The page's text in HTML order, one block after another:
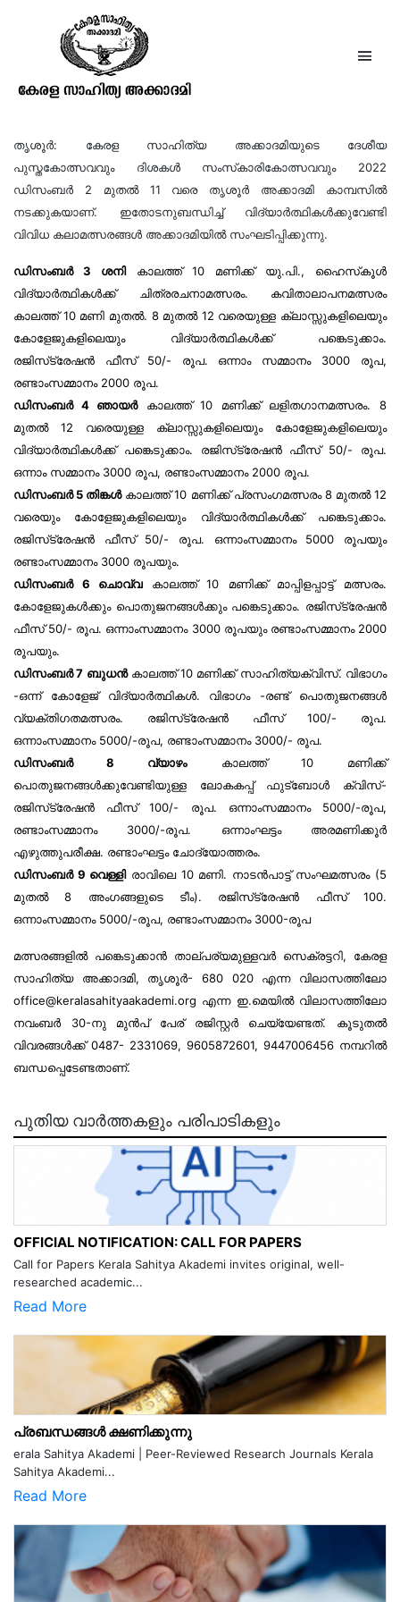
ദേശീയ പുസ്തകോത്സവം 2022:
കലാമത്സരങ്ങൾ
തൃശൂർ: കേരള സാഹിത്യ അക്കാദമിയുടെ ദേശീയ
പുസ്തകോത്സവവും ദിശകൾ സംസ്‌കാരികോത്സവവും 2022
ഡിസംബർ 2 മുതൽ 11 വരെ തൃശൂർ അക്കാദമി കാമ്പസിൽ
നടക്കുകയാണ്. ഇതോടനുബന്ധിച്ച് വിദ്യാർത്ഥികൾക്കുവേണ്ടി
വിവിധ കലാമത്സരങ്ങൾ അക്കാദമിയിൽ സംഘടിപ്പിക്കുന്നു.
ഡിസംബർ 3 ശനികാലത്ത് 10 മണിക്ക് യു.പി., ഹൈസ്‌കൂൾ
വിദ്യാർത്ഥികൾക്ക് ചിത്രരചനാമത്സരം. കവിതാലാപനമത്സരം
കാലത്ത് 10 മണി മുതൽ. 8 മുതൽ 12 വരെയുള്ള ക്ലാസ്സുകളിലെയും
കോളേജുകളിലെയും വിദ്യാർത്ഥികൾക്ക് പങ്കെടുക്കാം.
രജിസ്‌ട്രേഷൻ ഫീസ് 50/- രൂപ. ഒന്നാം സമ്മാനം 3000 രൂപ,
രണ്ടാംസമ്മാനം 2000 രൂപ.
ഡിസംബർ 4 ഞായർകാലത്ത് 10 മണിക്ക് ലളിതഗാനമത്സരം. 8
മുതൽ 12 വരെയുള്ള ക്ലാസ്സുകളിലെയും കോളേജുകളിലെയും
വിദ്യാർത്ഥികൾക്ക് പങ്കെടുക്കാം. രജിസ്‌ട്രേഷൻ ഫീസ് 50/- രൂപ.
ഒന്നാം സമ്മാനം 3000 രൂപ, രണ്ടാംസമ്മാനം 2000 രൂപ.
ഡിസംബർ 5 തിങ്കൾകാലത്ത് 10 മണിക്ക് പ്രസംഗമത്സരം 8 മുതൽ 12
വരെയും കോളേജുകളിലെയും വിദ്യാർത്ഥികൾക്ക് പങ്കെടുക്കാം.
രജിസ്‌ട്രേഷൻ ഫീസ് 50/- രൂപ. ഒന്നാംസമ്മാനം 5000 രൂപയും
രണ്ടാംസമ്മാനം 3000 രൂപയും.
ഡിസംബർ 6 ചൊവ്വകാലത്ത് 10 മണിക്ക് മാപ്പിളപ്പാട്ട് മത്സരം.
കോളേജുകൾക്കും പൊതുജനങ്ങൾക്കും പങ്കെടുക്കാം. രജിസ്‌ട്രേഷൻ
ഫീസ് 50/- രൂപ. ഒന്നാംസമ്മാനം 3000 രൂപയും രണ്ടാംസമ്മാനം 2000
രൂപയും.
ഡിസംബർ 7 ബുധൻകാലത്ത് 10 മണിക്ക് സാഹിത്യക്വിസ്. വിഭാഗം
-ഒന്ന് കോളേജ് വിദ്യാർത്ഥികൾ. വിഭാഗം -രണ്ട് പൊതുജനങ്ങൾ
വ്യക്തിഗതമത്സരം. രജിസ്‌ട്രേഷൻ ഫീസ് 100/- രൂപ.
ഒന്നാംസമ്മാനം 5000/-രൂപ, രണ്ടാംസമ്മാനം 3000/- രൂപ.
ഡിസംബർ 8 വ്യാഴംകാലത്ത് 10 മണിക്ക്
പൊതുജനങ്ങൾക്കുവേണ്ടിയുള്ള ലോകകപ്പ് ഫുട്‌ബോൾ ക്വിസ്-
രജിസ്‌ട്രേഷൻ ഫീസ് 100/- രൂപ. ഒന്നാംസമ്മാനം 5000/-രൂപ,
രണ്ടാംസമ്മാനം 3000/-രൂപ. ഒന്നാംഘട്ടം അരമണിക്കൂർ
എഴുത്തുപരീക്ഷ. രണ്ടാംഘട്ടം ചോദ്യോത്തരം.
ഡിസംബർ 9 വെള്ളിരാവിലെ 10 മണി. നാടൻപാട്ട് സംഘമത്സരം (5
മുതൽ 8 അംഗങ്ങളുടെ ടീം). രജിസ്‌ട്രേഷൻ ഫീസ് 100.
ഒന്നാംസമ്മാനം 5000/-രൂപ, രണ്ടാംസമ്മാനം 3000-രൂപ
മത്സരങ്ങളിൽ പങ്കെടുക്കാൻ താല്പര്യമുള്ളവർ സെക്രട്ടറി, കേരള
സാഹിത്യ അക്കാദമി, തൃശൂർ- 680 020 എന്ന വിലാസത്തിലോ
office@keralasahityaakademi.org എന്ന ഇ.മെയിൽ വിലാസത്തിലോ
നവംബർ 30-നു മുൻപ് പേര് രജിസ്റ്റർ ചെയ്യേണ്ടത്. കൂടുതൽ
വിവരങ്ങൾക്ക് 0487- 2331069, 9605872601, 9447006456 നമ്പറിൽ
ബന്ധപ്പെടേണ്ടതാണ്.
പുതിയ വാർത്തകളും പരിപാടികളും
OFFICIAL NOTIFICATION: CALL FOR PAPERS
Call for Papers Kerala Sahitya Akademi invites original, well-
researched academic...
Read More
പ്രബന്ധങ്ങൾ ക്ഷണിക്കുന്നു
erala Sahitya Akademi | Peer-Reviewed Research Journals Kerala
Sahitya Akademi...
Read More